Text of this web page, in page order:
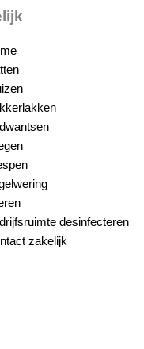
desinfecteren
zakelijk